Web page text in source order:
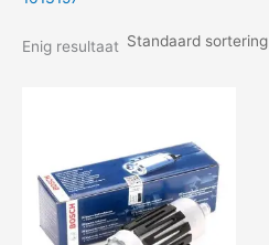
Enig resultaat